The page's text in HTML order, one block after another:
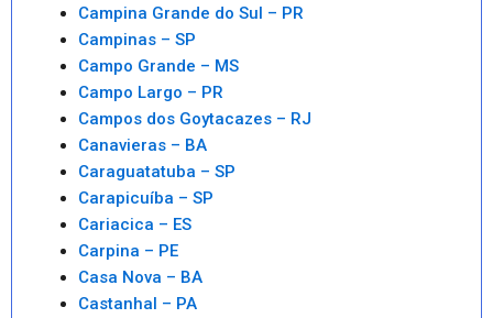
Campina Grande do Sul – PR
Campinas – SP
Campo Grande – MS
Campo Largo – PR
Campos dos Goytacazes – RJ
Canavieras – BA
Caraguatatuba – SP
Carapicuíba – SP
Cariacica – ES
Carpina – PE
Casa Nova – BA
Castanhal – PA